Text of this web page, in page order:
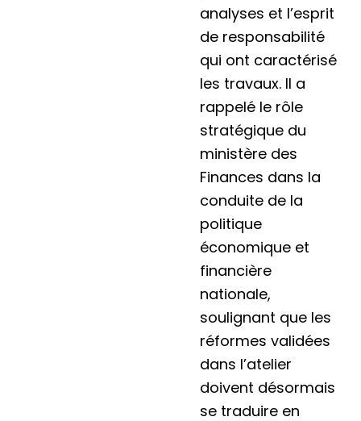
analyses et l’esprit
de responsabilité
qui ont caractérisé
les travaux. Il a
rappelé le rôle
stratégique du
ministère des
Finances dans la
conduite de la
politique
économique et
financière
nationale,
soulignant que les
réformes validées
dans l’atelier
doivent désormais
se traduire en